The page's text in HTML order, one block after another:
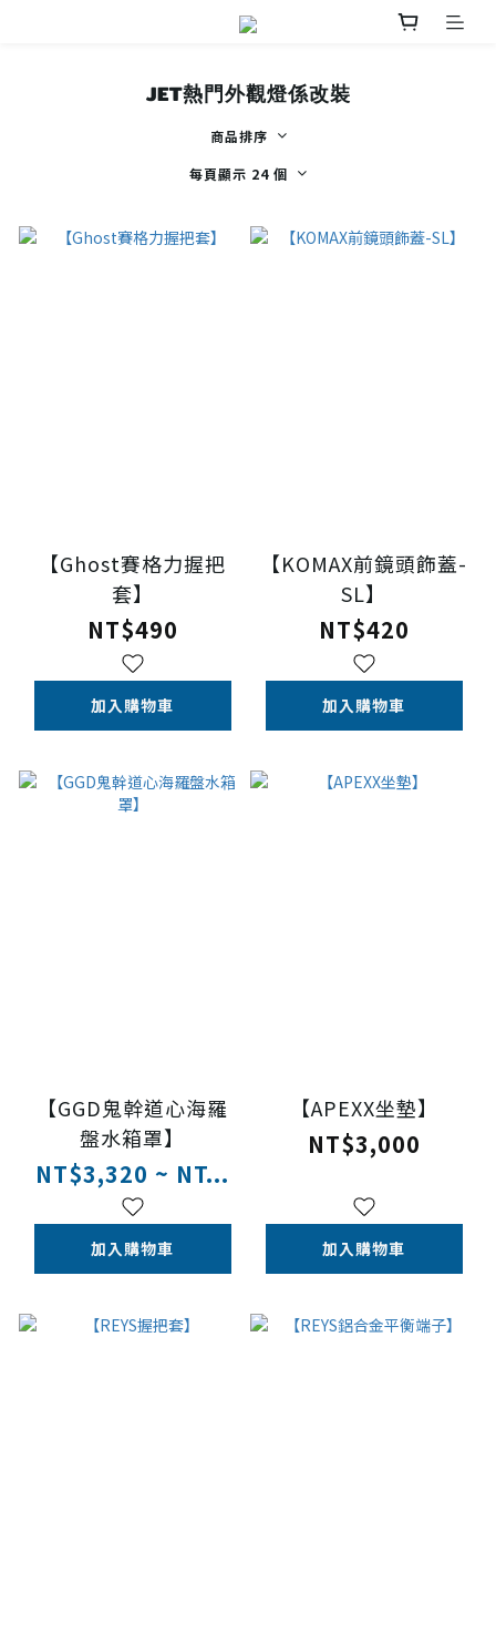
JET熱門外觀燈係改裝
商品排序
每頁顯示 24 個
【Ghost賽格力握把
套】
NT$490
加入購物車
【KOMAX前鏡頭飾蓋-
SL】
NT$420
加入購物車
【GGD鬼幹道心海羅
盤水箱罩】
NT$3,320 ~ NT...
加入購物車
【APEXX坐墊】
NT$3,000
加入購物車